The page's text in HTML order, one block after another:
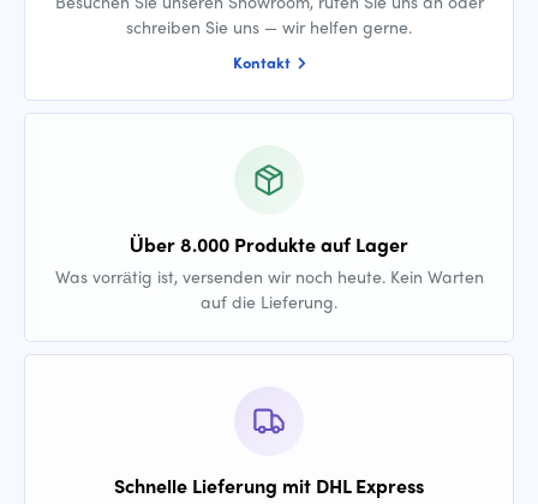
schreiben Sie uns — wir helfen gerne.
Kontakt
Über 8.000 Produkte auf Lager
Was vorrätig ist, versenden wir noch heute. Kein Warten
auf die Lieferung.
Schnelle Lieferung mit DHL Express